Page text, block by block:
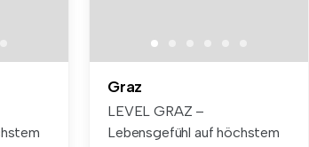
Graz
LEVEL GRAZ –
Lebensgefühl auf höchstem